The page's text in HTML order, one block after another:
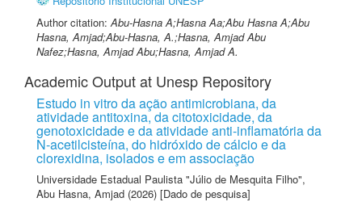
Author citation:Abu-Hasna A;Hasna Aa;Abu Hasna A;Abu
Hasna, Amjad;Abu-Hasna, A.;Hasna, Amjad Abu
Nafez;Hasna, Amjad Abu;Hasna, Amjad A.
Academic Output at Unesp Repository
Estudo in vitro da ação antimicrobiana, da
atividade antitoxina, da citotoxicidade, da
genotoxicidade e da atividade anti-inflamatória da
N-acetilcisteína, do hidróxido de cálcio e da
clorexidina, isolados e em associação
Universidade Estadual Paulista "Júlio de Mesquita Filho",
Abu Hasna, Amjad (2026) [Dado de pesquisa]